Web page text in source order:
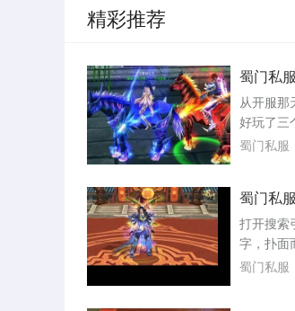
精彩推荐
蜀门私
从开服那
好玩了三
停在九十
这个服，
了，他当
都城摆摊
飞剑坐骑
蜀门私服
蜀门私
打开搜索
字，扑面
本”“无限
蜀门私服